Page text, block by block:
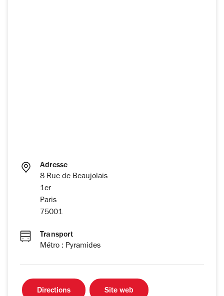
Adresse
8 Rue de Beaujolais
1er
Paris
75001
Transport
Métro : Pyramides
Directions Site web